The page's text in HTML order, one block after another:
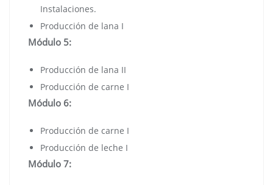
Instalaciones.
Producción de lana I
Módulo 5:
Producción de lana II
Producción de carne I
Módulo 6:
Producción de carne I
Producción de leche I
Módulo 7: